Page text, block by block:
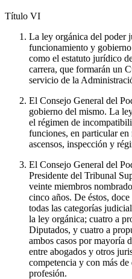
Título VI
La ley orgánica del poder
funcionamiento y
como el estatuto jurídico
carrera, que formarán un
servicio de la
El Consejo General del
gobierno del mismo. La
el régimen de
funciones, en particular en
ascensos, inspección y
El Consejo General del
Presidente del Tribunal
veinte miembros
cinco años. De éstos,
todas las categorías
la ley orgánica; cuatro a
Diputados, y cuatro a
ambos casos por mayoría
entre abogados y otros
competencia y con más
profesión.